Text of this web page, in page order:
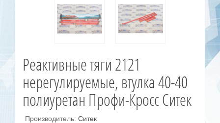
Реактивные тяги 2121
нерегулируемые, втулка 40-40
полиуретан Профи-Кросс Ситек
Производитель:Ситек